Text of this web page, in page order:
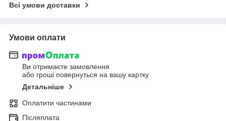
Всі умови доставки
Умови оплати
Ви отримаєте замовлення
або гроші повернуться на вашу картку
Детальніше
Оплатити частинами
Післяплата